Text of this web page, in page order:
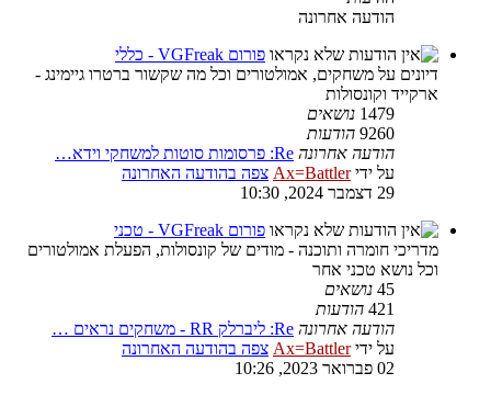
הודעה אחרונה
פורום VGFreak - כללי
דיונים על משחקים, אמולטורים וכל מה שקשור ברטרו גיימינג -
ארקייד וקונסולות
1479 נושאים
9260 הודעות
הודעה אחרונה Re: פרסומות סוטות למשחקי וידא…
על ידיAx=Battler צפה בהודעה האחרונה
29 דצמבר 2024, 10:30
פורום VGFreak - טכני
מדריכי חומרה ותוכנה - מודים של קונסולות, הפעלת אמולטורים
וכל נושא טכני אחר
45 נושאים
421 הודעות
הודעה אחרונה Re: ליברלק RR - משחקים נראים …
על ידיAx=Battler צפה בהודעה האחרונה
02 פברואר 2023, 10:26